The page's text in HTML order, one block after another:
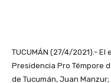
TUCUMÁN (27/4/2021).-
Presidencia Pro Témpore
de Tucumán, Juan